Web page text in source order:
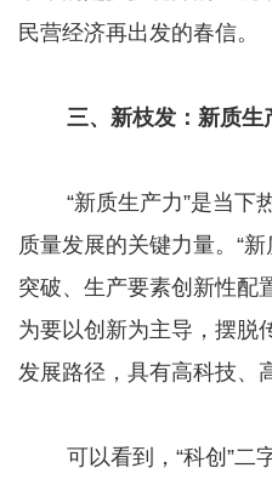
民营经济再出发的春信。
三、新枝发：新质生
“新质生产力”是当下
质量发展的关键力量。“
突破、生产要素创新性配
为要以创新为主导，摆脱
发展路径，具有高科技、
可以看到，“科创”二